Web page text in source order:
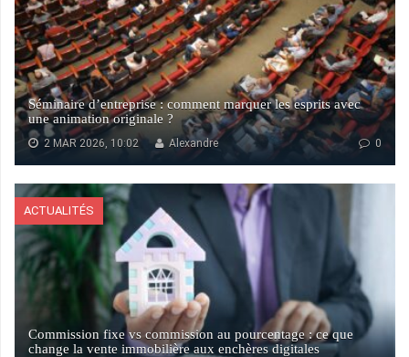
Séminaire d’entreprise : comment marquer les esprits avec
une animation originale ?
2 MAR 2026, 10:02 0
Alexandre
ACTUALITÉS
Commission fixe vs commission au pourcentage : ce que
change la vente immobilière aux enchères digitales